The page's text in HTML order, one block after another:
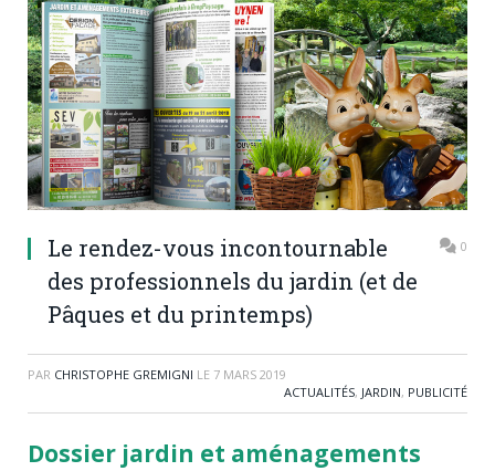
Le rendez-vous incontournable
des professionnels du jardin (et de
Pâques et du printemps)
0
PAR CHRISTOPHE GREMIGNI LE 7 MARS 2019
ACTUALITÉS, JARDIN, PUBLICITÉ
Dossier jardin et aménagements